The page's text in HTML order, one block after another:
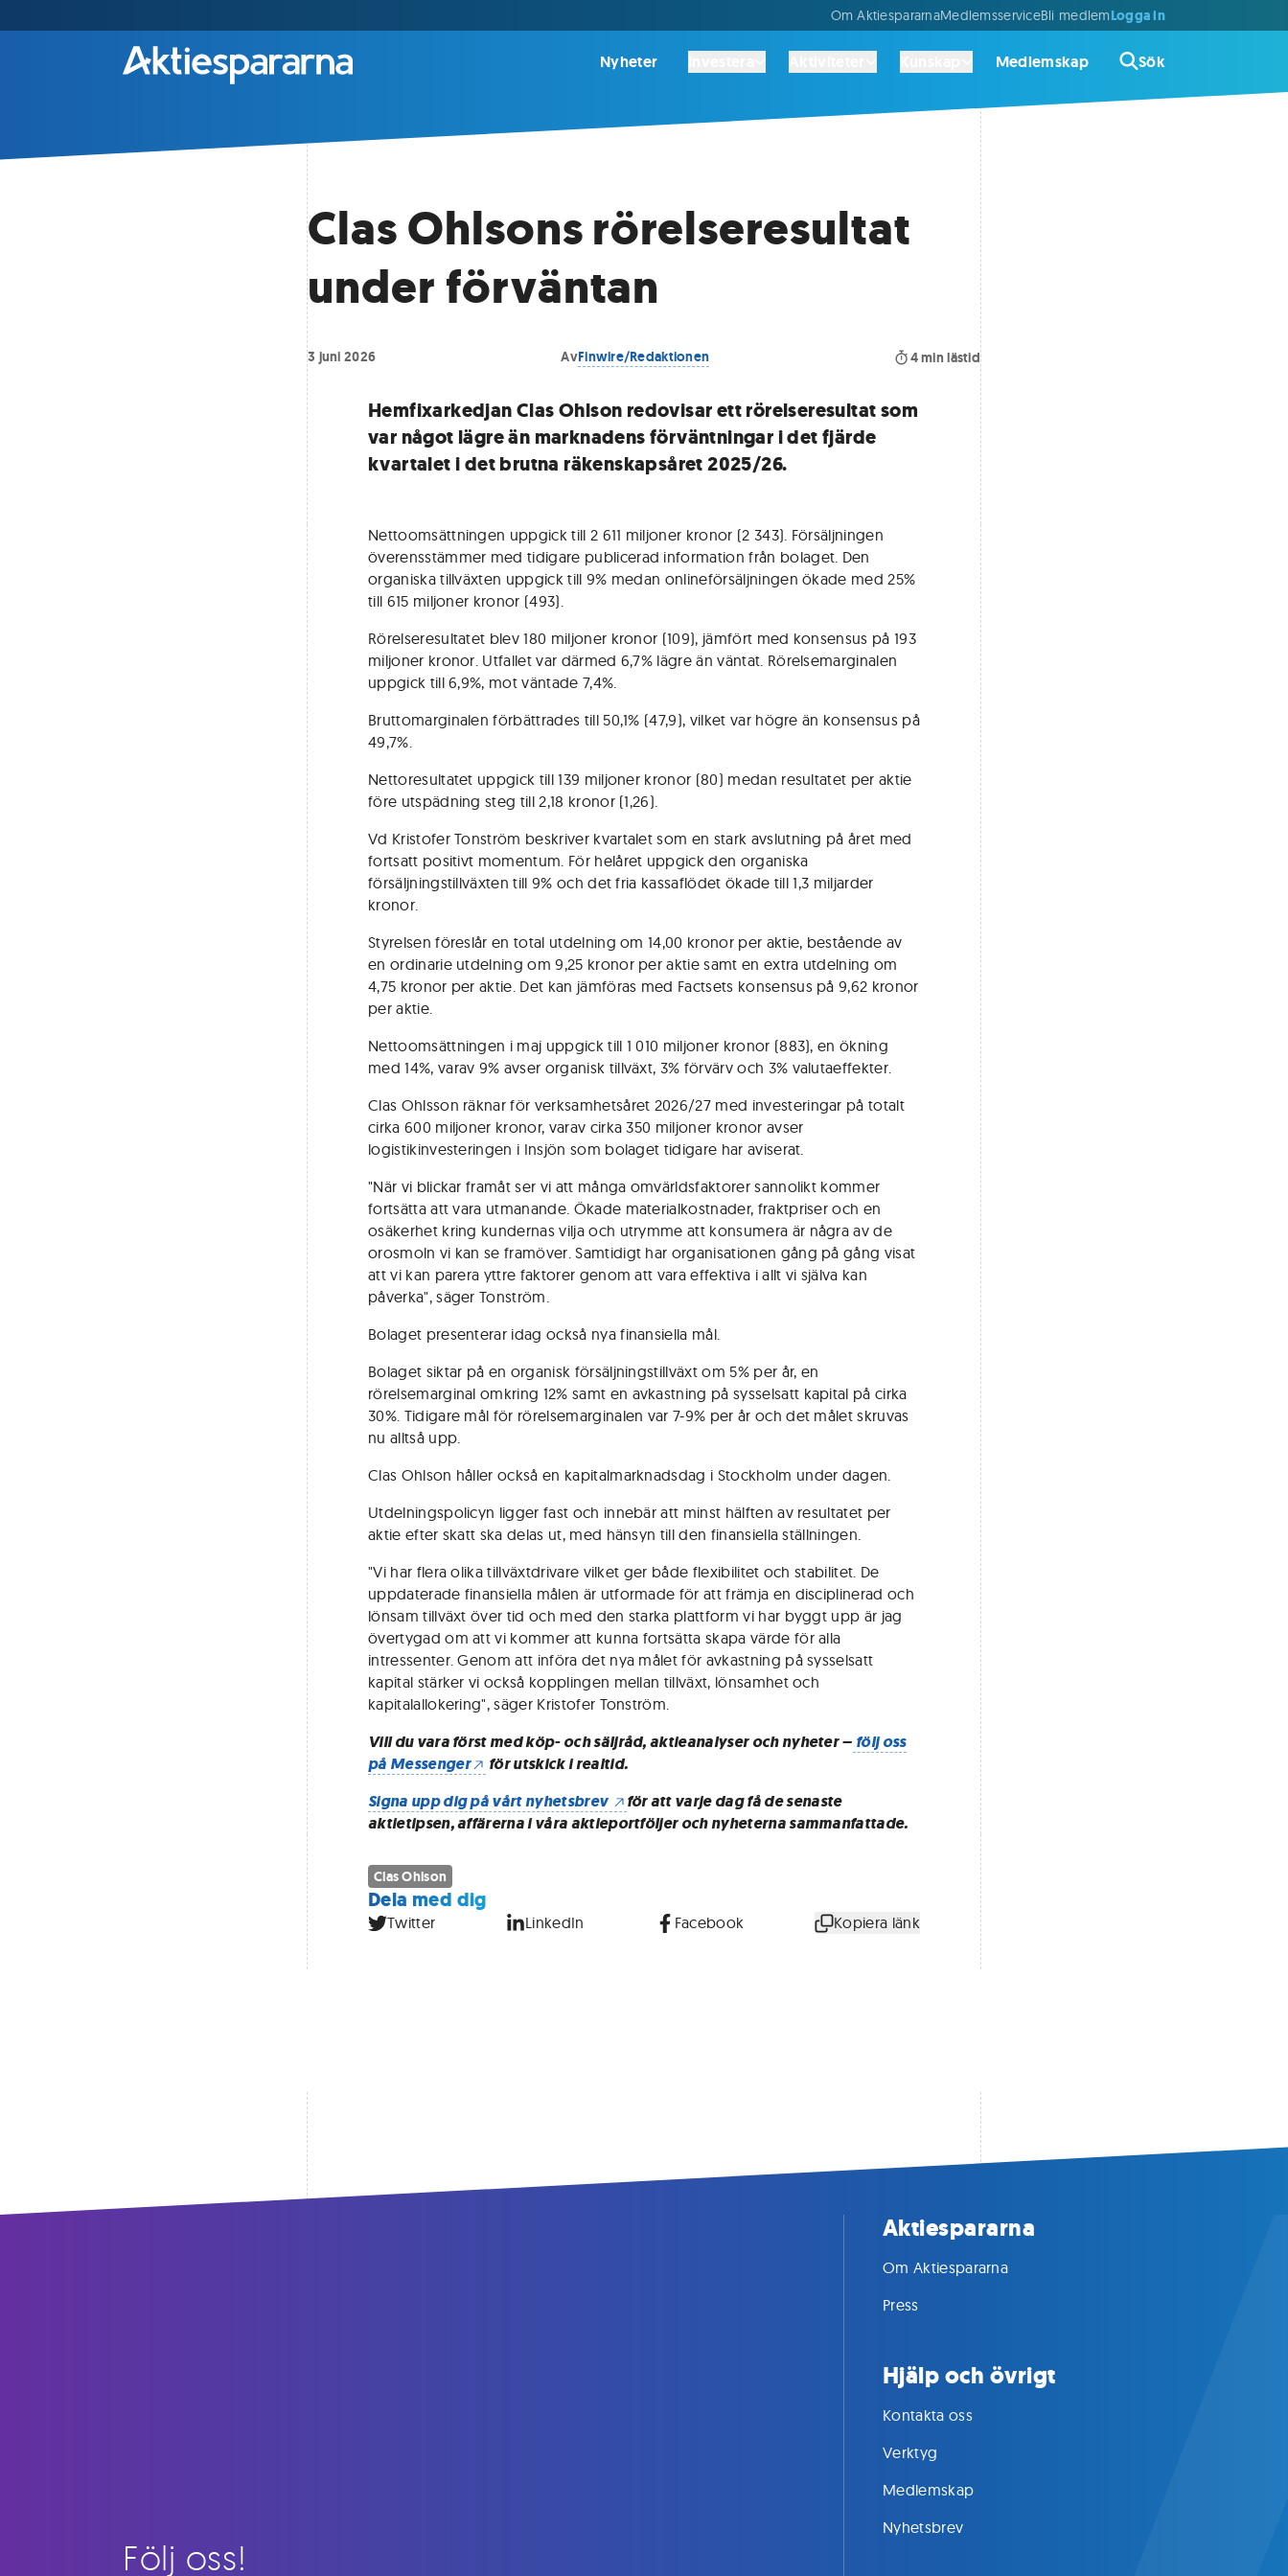
Om AktiespararnaMedlemsserviceBli medlemLogga in
Nyheter Medlemskap Sök
Clas Ohlsons rörelseresultat
under förväntan
3 juni 2026 AvFinwire/Redaktionen 4min lästid
Hemfixarkedjan Clas Ohlson redovisar ett rörelseresultat som
var något lägre än marknadens förväntningar i det fjärde
kvartalet i det brutna räkenskapsåret 2025/26.
Nettoomsättningen uppgick till 2 611 miljoner kronor (2 343). Försäljningen
överensstämmer med tidigare publicerad information från bolaget. Den
organiska tillväxten uppgick till 9% medan onlineförsäljningen ökade med 25%
till 615 miljoner kronor (493).
Rörelseresultatet blev 180 miljoner kronor (109), jämfört med konsensus på 193
miljoner kronor. Utfallet var därmed 6,7% lägre än väntat. Rörelsemarginalen
uppgick till 6,9%, mot väntade 7,4%.
Bruttomarginalen förbättrades till 50,1% (47,9), vilket var högre än konsensus på
49,7%.
Nettoresultatet uppgick till 139 miljoner kronor (80) medan resultatet per aktie
före utspädning steg till 2,18 kronor (1,26).
Vd Kristofer Tonström beskriver kvartalet som en stark avslutning på året med
fortsatt positivt momentum. För helåret uppgick den organiska
försäljningstillväxten till 9% och det fria kassaflödet ökade till 1,3 miljarder
kronor.
Styrelsen föreslår en total utdelning om 14,00 kronor per aktie, bestående av
en ordinarie utdelning om 9,25 kronor per aktie samt en extra utdelning om
4,75 kronor per aktie. Det kan jämföras med Factsets konsensus på 9,62 kronor
per aktie.
Nettoomsättningen i maj uppgick till 1 010 miljoner kronor (883), en ökning
med 14%, varav 9% avser organisk tillväxt, 3% förvärv och 3% valutaeffekter.
Clas Ohlsson räknar för verksamhetsåret 2026/27 med investeringar på totalt
cirka 600 miljoner kronor, varav cirka 350 miljoner kronor avser
logistikinvesteringen i Insjön som bolaget tidigare har aviserat.
"När vi blickar framåt ser vi att många omvärldsfaktorer sannolikt kommer
fortsätta att vara utmanande. Ökade materialkostnader, fraktpriser och en
osäkerhet kring kundernas vilja och utrymme att konsumera är några av de
orosmoln vi kan se framöver. Samtidigt har organisationen gång på gång visat
att vi kan parera yttre faktorer genom att vara effektiva i allt vi själva kan
påverka", säger Tonström.
Bolaget presenterar idag också nya finansiella mål.
Bolaget siktar på en organisk försäljningstillväxt om 5% per år, en
rörelsemarginal omkring 12% samt en avkastning på sysselsatt kapital på cirka
30%. Tidigare mål för rörelsemarginalen var 7-9% per år och det målet skruvas
nu alltså upp.
Clas Ohlson håller också en kapitalmarknadsdag i Stockholm under dagen.
Utdelningspolicyn ligger fast och innebär att minst hälften av resultatet per
aktie efter skatt ska delas ut, med hänsyn till den finansiella ställningen.
"Vi har flera olika tillväxtdrivare vilket ger både flexibilitet och stabilitet. De
uppdaterade finansiella målen är utformade för att främja en disciplinerad och
lönsam tillväxt över tid och med den starka plattform vi har byggt upp är jag
övertygad om att vi kommer att kunna fortsätta skapa värde för alla
intressenter. Genom att införa det nya målet för avkastning på sysselsatt
kapital stärker vi också kopplingen mellan tillväxt, lönsamhet och
kapitalallokering", säger Kristofer Tonström.
Vill du vara först med köp- och säljråd, aktieanalyser och nyheter – följ oss
på Messenger
för utskick i realtid.
Signa upp dig på vårt nyhetsbrev
för att varje dag få de senaste
aktietipsen, affärerna i våra aktieportföljer och nyheterna sammanfattade.
Clas Ohlson
Dela med dig
Twitter LinkedIn Facebook Kopiera länk
Följ oss!
Aktiespararna
Om Aktiespararna
Press
Hjälp och övrigt
Kontakta oss
Verktyg
Medlemskap
Nyhetsbrev